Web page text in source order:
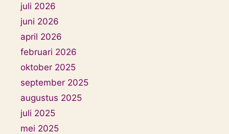
juli 2026
juni 2026
april 2026
februari 2026
oktober 2025
september 2025
augustus 2025
juli 2025
mei 2025